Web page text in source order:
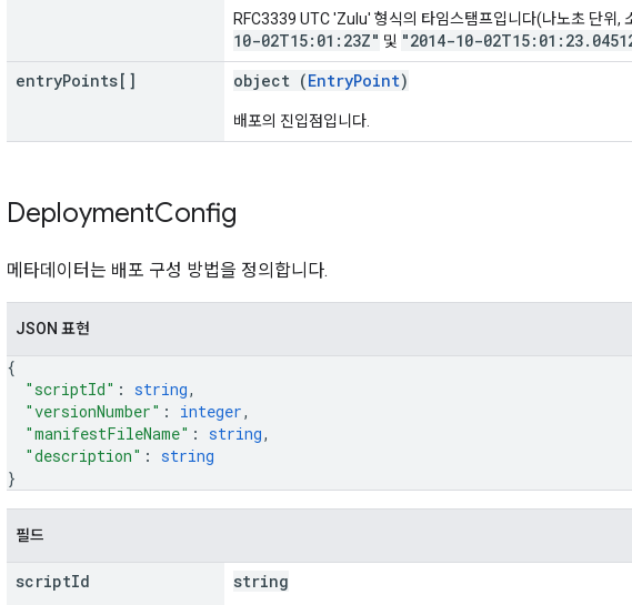
RFC3339 UTC 'Zulu' 형식의 타임스탬프입니다(나노초 단위,
10-02T15:01:23Z" 및 "2014-10-
entryPoints[] object (EntryPoint)
배포의 진입점입니다.
DeploymentConfig
메타데이터는 배포 구성 방법을 정의합니다.
JSON 표현
{
"scriptId" : string,
"versionNumber" : integer,
"manifestFileName" : string,
"description" : string
}
필드
scriptId string